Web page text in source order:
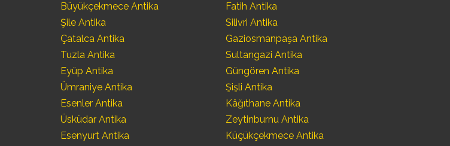
Büyükçekmece Antika
Şile Antika
Çatalca Antika
Tuzla Antika
Eyüp Antika
Ümraniye Antika
Esenler Antika
Üsküdar Antika
Esenyurt Antika
Fatih Antika
Silivri Antika
Gaziosmanpaşa Antika
Sultangazi Antika
Güngören Antika
Şişli Antika
Kâğıthane Antika
Zeytinburnu Antika
Küçükçekmece Antika